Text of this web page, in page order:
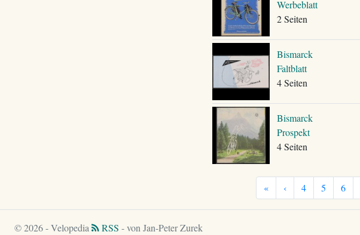
Werbeblatt
2 Seiten
Bismarck
Faltblatt
4 Seiten
Bismarck
Prospekt
4 Seiten
« ‹ 4 5 6
© 2026 - Velopedia RSS - von Jan-Peter Zurek